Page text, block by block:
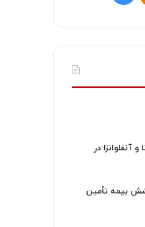
ت
ا
آنفلوانزا در
بیمه تأمین